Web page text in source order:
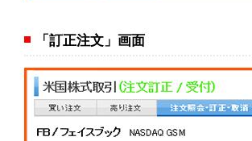
「訂正注文」画面